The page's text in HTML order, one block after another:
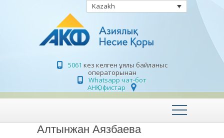
Kazakh
5061 кез келген ұялы байланыс
операторынан
Whatsapp чат-бот
АНҚ Офистар
Алтынжан Аязбаева